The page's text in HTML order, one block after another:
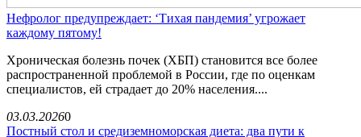
Нефролог предупреждает: ‘Тихая пандемия’ угрожает
каждому пятому!
Хроническая болезнь почек (ХБП) становится все более
распространенной проблемой в России, где по оценкам
специалистов, ей страдает до 20% населения....
03.03.20260
Постный стол и средиземноморская диета: два пути к